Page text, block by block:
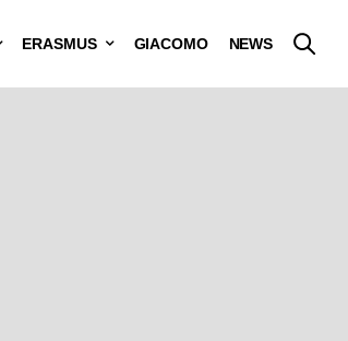
ERASMUS GIACOMO NEWS